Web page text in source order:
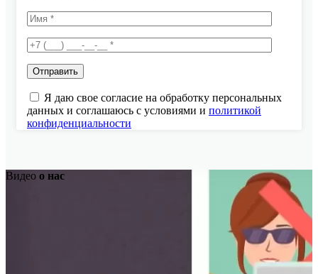
Я даю свое согласие на обработку персональных
данных и соглашаюсь с условиями и политикой
конфиденциальности
Видео о нас